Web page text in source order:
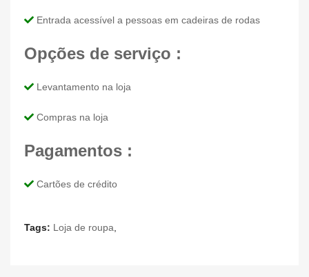
Entrada acessível a pessoas em cadeiras de rodas
Opções de serviço :
Levantamento na loja
Compras na loja
Pagamentos :
Cartões de crédito
Tags: Loja de roupa